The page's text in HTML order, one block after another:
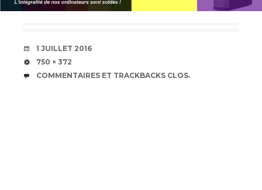
DATE
1 JUILLET 2016
TAILLE
750 × 372
COMMENTAIRES ET TRACKBACKS CLOS.